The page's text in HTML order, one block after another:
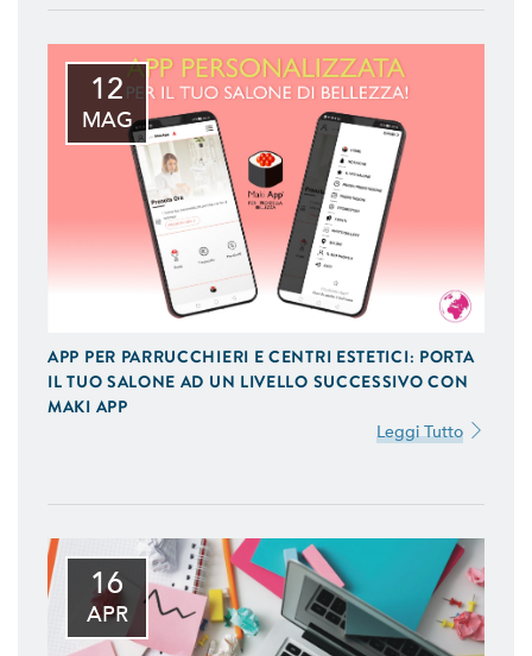
12
MAG
APP PER PARRUCCHIERI E CENTRI ESTETICI: PORTA
IL TUO SALONE AD UN LIVELLO SUCCESSIVO CON
MAKI APP
Leggi Tutto
16
APR